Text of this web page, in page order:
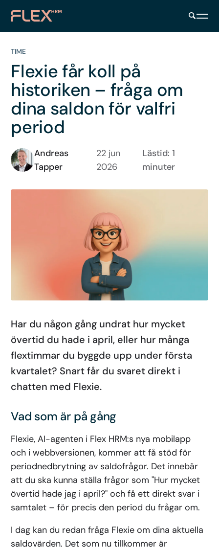
TIME
Flexie får koll på
historiken – fråga om
dina saldon för valfri
period
Andreas
Tapper
22 jun
2026
Lästid: 1
minuter
Har du någon gång undrat hur mycket
övertid du hade i april, eller hur många
flextimmar du byggde upp under första
kvartalet? Snart får du svaret direkt i
chatten med Flexie.
Vad som är på gång
Flexie, AI-agenten i Flex HRM:s nya mobilapp
och i webbversionen, kommer att få stöd för
periodnedbrytning av saldofrågor. Det innebär
att du ska kunna ställa frågor som "Hur mycket
övertid hade jag i april?" och få ett direkt svar i
samtalet – för precis den period du frågar om.
I dag kan du redan fråga Flexie om dina aktuella
saldovärden. Det som nu tillkommer är